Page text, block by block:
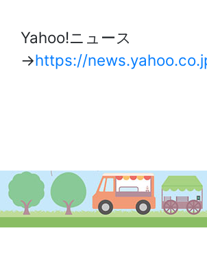
Yahoo!ニュース
→https://